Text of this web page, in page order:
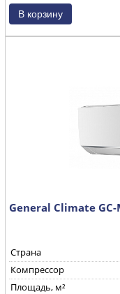
General Climate GC-
Страна
Компрессор
Площадь, м²